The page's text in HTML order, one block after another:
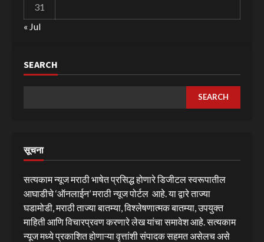
31
« Jul
SEARCH
SEARCH
सूचना
सत्यकाम न्यूज मराठी भाषेत प्रसिद्ध होणारे डिजीटल स्वरूपातील
आघाडीचे ‘ऑनलाईन’ मराठी न्यूज पोर्टल आहे. या द्वारे ताज्या
घडामोडी, मराठी ताज्या बातम्या, विश्लेषणात्मक बातम्या, उपयुक्त
माहिती आणि विचारप्रवण करणारे लेख यांचा समावेश आहे. सत्यकाम
न्यूज मध्ये प्रकाशित होणाऱ्या वृत्तांशी संपादक सहमत असेलच असे